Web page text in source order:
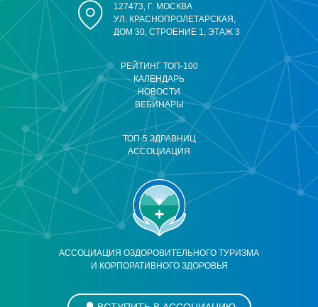
АССОЦИАЦИЯ ОЗДОРОВИТЕЛЬНОГО ТУРИЗМА
И КОРПОРАТИВНОГО ЗДОРОВЬЯ
РЕЙТИНГ ТОП-100
КАЛЕНДАРЬ
НОВОСТИ
ВЕБИНАРЫ
ТОП-5 ЗДРАВНИЦ
АССОЦИАЦИЯ
127473, Г. МОСКВА
УЛ. КРАСНОПРОЛЕТАРСКАЯ,
ДОМ 30, СТРОЕНИЕ 1, ЭТАЖ 3